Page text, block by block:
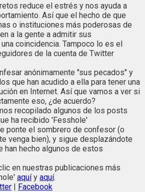
reduce el estrés y nos ayuda a
Así que el hecho de que
o instituciones más poderosas de
a la gente a admitir sus
coincidencia. Tampoco lo es el
de la cuenta de Twitter
anónimamente "sus pecados" y
que han acudido a ella para tener una
en Internet. Así que vamos a ver si
eso, ¿de acuerdo?
recopilado algunos de los posts
ha recibido 'Fesshole'
ponte el sombrero de confesor (o
venga bien), y sigue desplazándote
han hecho algunos de estos
en nuestras publicaciones más
aquíy aquí.
| Facebook